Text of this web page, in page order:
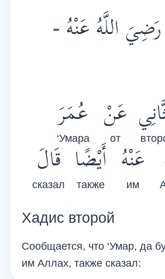
اللَّهُ عَنْهُ -
عَنْ
от
عُمَرَ
‘Умара
عَنْهُ
им
أَيْضًا
также
قَالَ
сказал
Хадис второй
Сообщается, что ‘Умар, да
им Аллах, также сказал: